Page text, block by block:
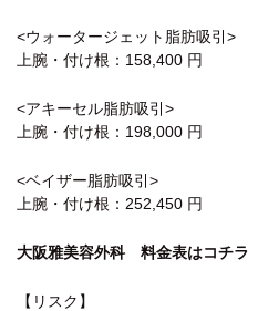
<ウォータージェット脂肪吸引>
上腕・付け根：158,400 円
<アキーセル脂肪吸引>
上腕・付け根：198,000 円
<ベイザー脂肪吸引>
上腕・付け根：252,450 円
大阪雅美容外科 料金表はコチラ
【リスク】